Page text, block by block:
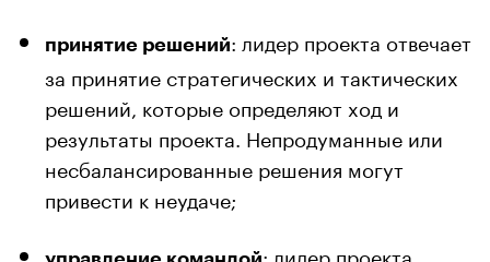
принятие решений: лидер проекта отвечает
за принятие стратегических и тактических
решений, которые определяют ход и
результаты проекта. Непродуманные или
несбалансированные решения могут
привести к неудаче;
: лидер проекта